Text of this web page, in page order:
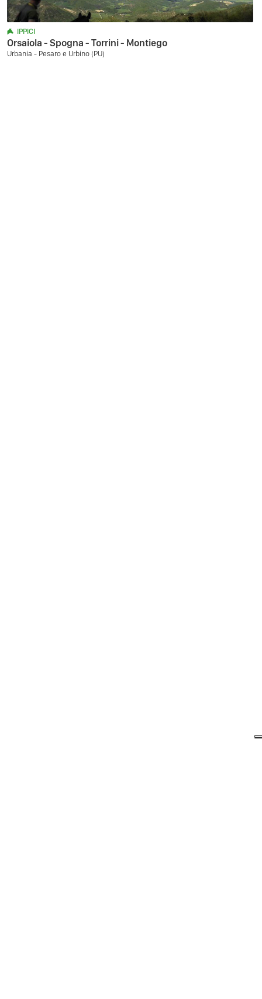
IPPICI
Orsaiola - Spogna - Torrini - Montiego
Urbania - Pesaro e Urbino (PU)